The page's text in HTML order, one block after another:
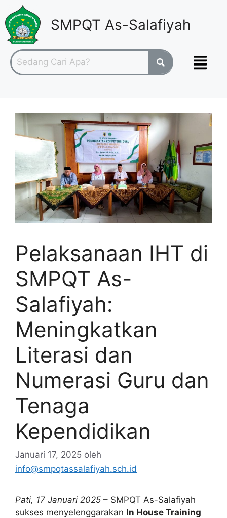
SMPQT As-Salafiyah
Pelaksanaan IHT di
SMPQT As-
Salafiyah:
Meningkatkan
Literasi dan
Numerasi Guru dan
Tenaga
Kependidikan
Januari 17, 2025 oleh
info@smpqtassalafiyah.sch.id
Pati, 17 Januari 2025 – SMPQT As-Salafiyah
sukses menyelenggarakan In House Training